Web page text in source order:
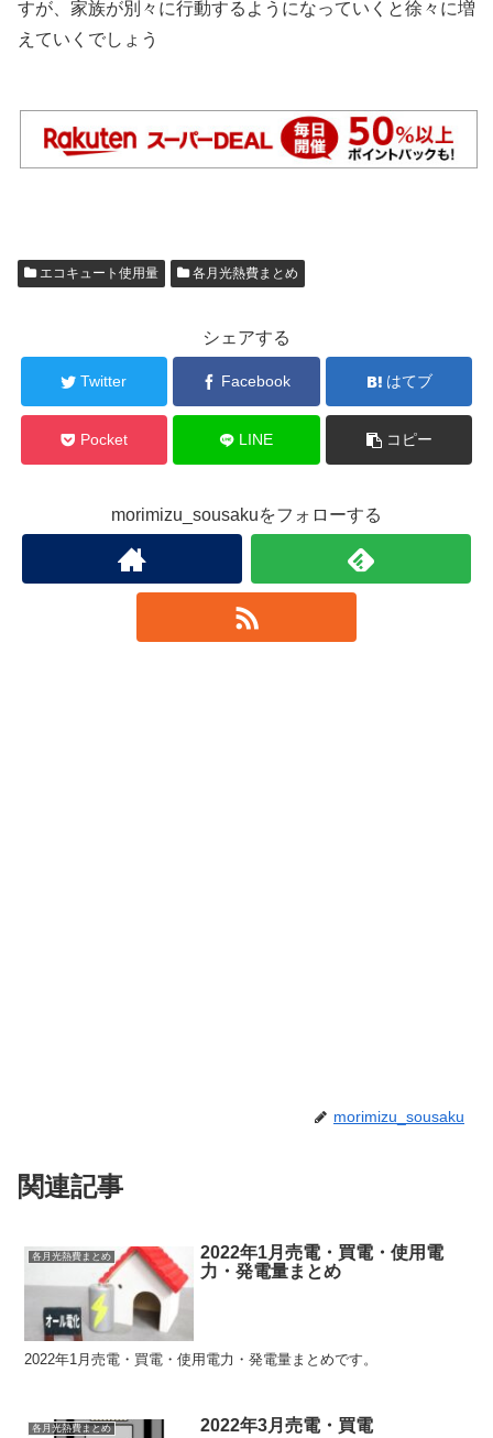
すが、家族が別々に行動するようになっていくと徐々に増
えていくでしょう
エコキュート使用量 各月光熱費まとめ
シェアする
Twitter Facebook はてブ
Pocket LINE コピー
morimizu_sousakuをフォローする
morimizu_sousaku
関連記事
各月光熱費まとめ
2022年1月売電・買電・使用電
力・発電量まとめ
2022年1月売電・買電・使用電力・発電量まとめです。
各月光熱費まとめ 2022年3月売電・買電